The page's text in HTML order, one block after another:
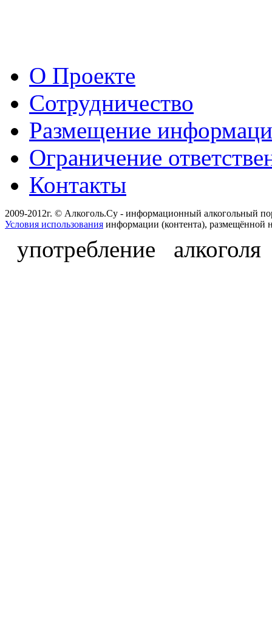
О Проекте
Сотрудничество
Размещение
Ограничение
Контакты
2009-2012г. © Алкоголь.Су - информационный алкогольный
Условия использования информации (контента), размещённой
употребление